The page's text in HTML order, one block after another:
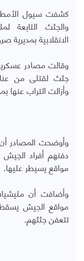
كشفت سيول
والجثث التابعة
الانقلابية بمديرية
وقالت مصادر
جثث لقتلى من
وأزالت التراب عنها
وأوضحت المصادر
دفنهم أفراد
مواقع يسيطر عليها.
وأضافت أن
مواقع الجيش
تتعفن جثثهم.